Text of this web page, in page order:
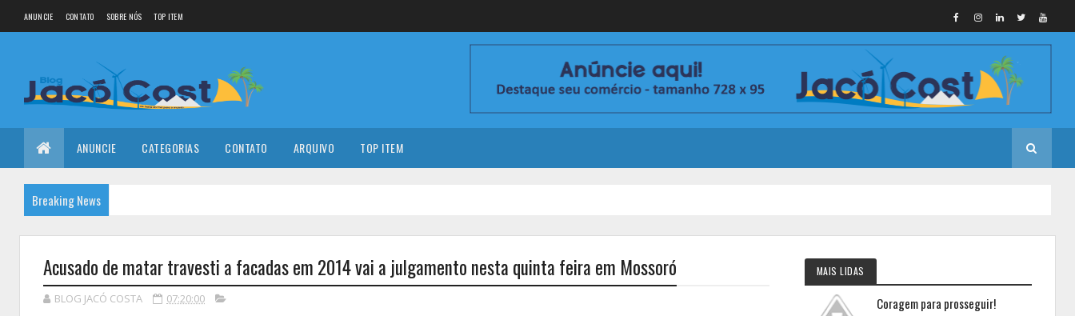
ANUNCIE CONTATO SOBRE NÓS TOP ITEM
ANUNCIE CATEGORIAS CONTATO ARQUIVO TOP ITEM
Breaking News
Acusado de matar travesti a facadas em 2014 vai a julgamento nesta quinta feira em Mossoró
BLOG JACÓ COSTA 07:20:00
MAIS LIDAS
Coragem para prosseguir!